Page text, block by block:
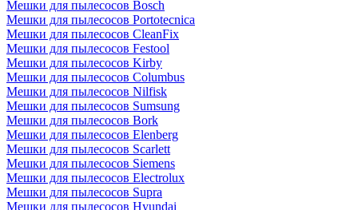
Мешки для пылесосов Bosch
Мешки для пылесосов Portotecnica
Мешки для пылесосов CleanFix
Мешки для пылесосов Festool
Мешки для пылесосов Kirby
Мешки для пылесосов Columbus
Мешки для пылесосов Nilfisk
Мешки для пылесосов Sumsung
Мешки для пылесосов Bork
Мешки для пылесосов Elenberg
Мешки для пылесосов Scarlett
Мешки для пылесосов Siemens
Мешки для пылесосов Electrolux
Мешки для пылесосов Supra
Мешки для пылесосов Hyundai